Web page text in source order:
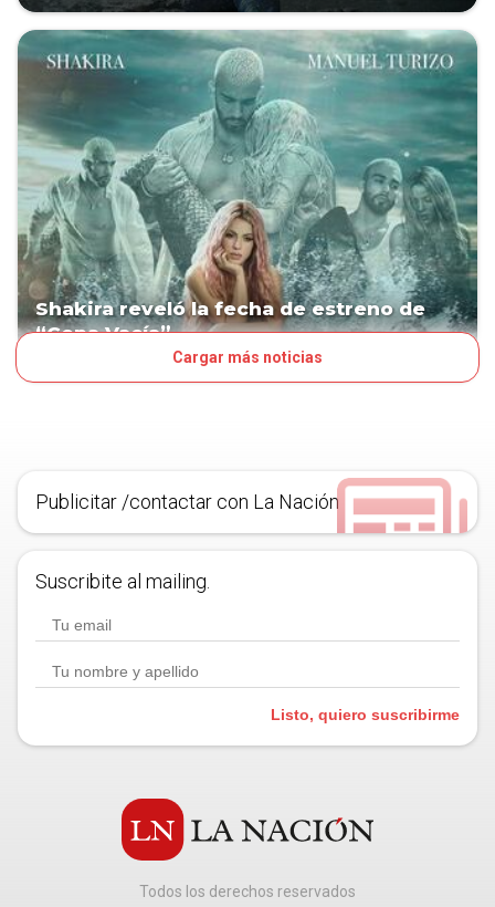
Shakira reveló la fecha de estreno de
“Copa Vacía”
Cargar más noticias
Publicitar /contactar con La Nación
Suscribite al mailing.
Listo, quiero suscribirme
Todos los derechos reservados